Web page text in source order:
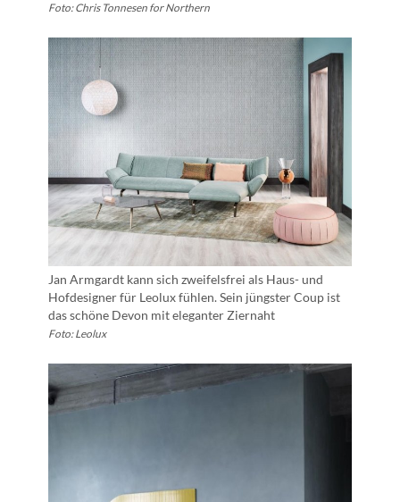
Foto: Chris Tonnesen for Northern
Jan Armgardt kann sich zweifelsfrei als Haus- und
Hofdesigner für Leolux fühlen. Sein jüngster Coup ist
das schöne Devon mit eleganter Ziernaht
Foto: Leolux